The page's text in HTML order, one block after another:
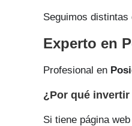
Seguimos
Experto en
Profesional en
¿Por qué
Si tiene página